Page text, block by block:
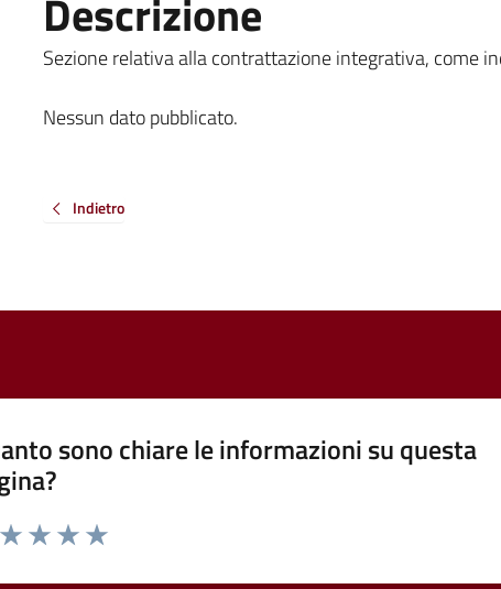
Descrizione
Sezione relativa alla contrattazione integrativa, come
Nessun dato pubblicato.
Indietro
sono chiare le informazioni su questa
da 1 a 5 stelle la pagina